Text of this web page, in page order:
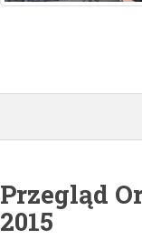
Przegląd
2015